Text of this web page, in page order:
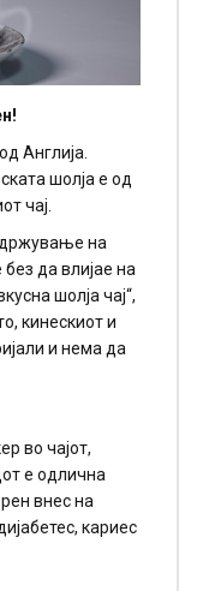
Англија.
шолја е од
чај.
на
да влијае на
шолја чај“,
кинескиот и
и нема да
во чајот,
е одлична
внес на
кариес